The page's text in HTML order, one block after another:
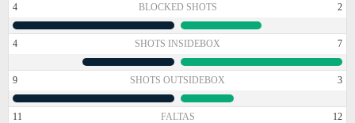
4 BLOCKED SHOTS 2
4 SHOTS INSIDEBOX 7
9 SHOTS OUTSIDEBOX 3
11 FALTAS 12